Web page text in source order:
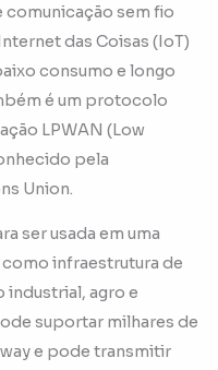
comunicação sem fio
das Coisas (IoT)
consumo e longo
é um protocolo
LPWAN (Low
pela
Union.
ser usada em uma
como infraestrutura de
industrial, agro e
suportar milhares de
e pode transmitir